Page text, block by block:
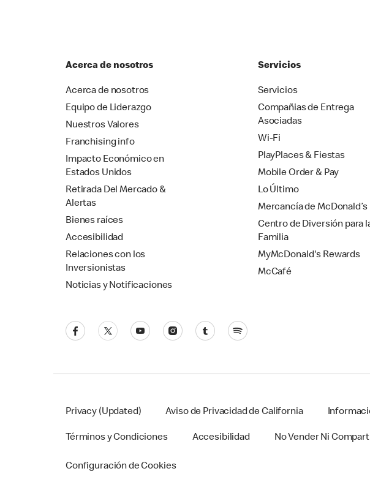
Acerca de nosotros
Acerca de nosotros
Equipo de Liderazgo
Nuestros Valores
Franchising info
Impacto Económico en
Estados Unidos
Retirada Del Mercado &
Alertas
Bienes raíces
Accesibilidad
Relaciones con los
Inversionistas
Noticias y Notificaciones
Servicios
Servicios
Compañias de Entrega
Asociadas
Wi-Fi
PlayPlaces & Fiestas
Mobile Order & Pay
Lo Último
Mercancía de McDonald’s
Centro de Diversión para
Familia
MyMcDonald's Rewards
McCafé
Privacy (Updated) Aviso de Privacidad de California
Términos y Condiciones Accesibilidad No Vender Ni
Configuración de Cookies